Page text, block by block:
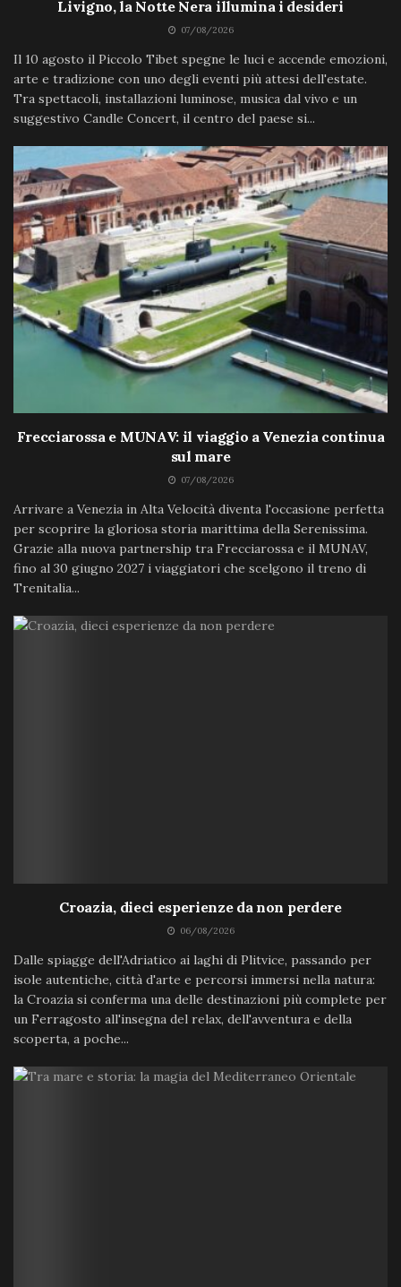
Livigno, la Notte Nera illumina i desideri
07/08/2026
Il 10 agosto il Piccolo Tibet spegne le luci e accende emozioni,
arte e tradizione con uno degli eventi più attesi dell'estate.
Tra spettacoli, installazioni luminose, musica dal vivo e un
suggestivo Candle Concert, il centro del paese si...
Frecciarossa e MUNAV: il viaggio a Venezia continua
sul mare
07/08/2026
Arrivare a Venezia in Alta Velocità diventa l'occasione perfetta
per scoprire la gloriosa storia marittima della Serenissima.
Grazie alla nuova partnership tra Frecciarossa e il MUNAV,
fino al 30 giugno 2027 i viaggiatori che scelgono il treno di
Trenitalia...
Croazia, dieci esperienze da non perdere
06/08/2026
Dalle spiagge dell'Adriatico ai laghi di Plitvice, passando per
isole autentiche, città d'arte e percorsi immersi nella natura:
la Croazia si conferma una delle destinazioni più complete per
un Ferragosto all'insegna del relax, dell'avventura e della
scoperta, a poche...